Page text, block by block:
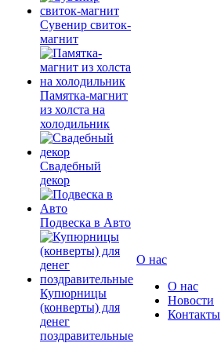
Сувенир свиток-
магнит
Памятка-магнит
из холста на
холодильник
Свадебный
декор
Подвеска в Авто
Купюрницы
(конверты) для
денег
поздравительные
О нас
О нас
Новости
Контакты